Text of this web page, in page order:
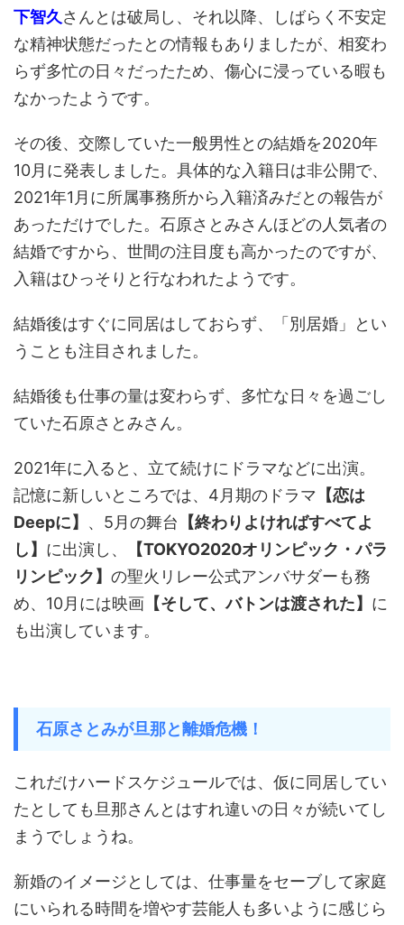
下智久さんとは破局し、それ以降、しばらく不安定
な精神状態だったとの情報もありましたが、相変わ
らず多忙の日々だったため、傷心に浸っている暇も
なかったようです。
その後、交際していた一般男性との結婚を2020年
10月に発表しました。具体的な入籍日は非公開で、
2021年1月に所属事務所から入籍済みだとの報告が
あっただけでした。石原さとみさんほどの人気者の
結婚ですから、世間の注目度も高かったのですが、
入籍はひっそりと行なわれたようです。
結婚後はすぐに同居はしておらず、「別居婚」とい
うことも注目されました。
結婚後も仕事の量は変わらず、多忙な日々を過ごし
ていた石原さとみさん。
2021年に入ると、立て続けにドラマなどに出演。
記憶に新しいところでは、4月期のドラマ 【恋は
Deepに】 、5月の舞台 【終わりよければすべてよ
し】 に出演し、
【TOKYO2020オリンピック・パラ
リンピック】 の聖火リレー公式アンバサダーも務
め、10月には映画 【そして、バトンは渡された】 に
も出演しています。
石原さとみが旦那と離婚危機！
これだけハードスケジュールでは、仮に同居してい
たとしても旦那さんとはすれ違いの日々が続いてし
まうでしょうね。
新婚のイメージとしては、仕事量をセーブして家庭
にいられる時間を増やす芸能人も多いように感じら